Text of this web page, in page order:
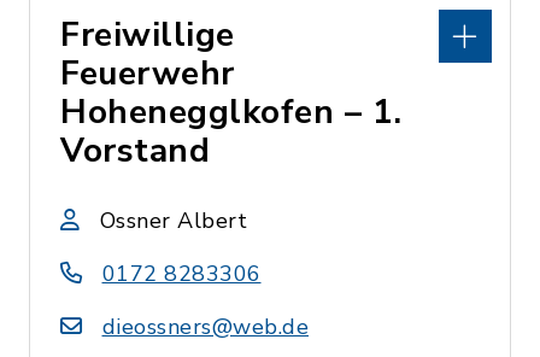
Freiwillige
Feuerwehr
Hohenegglkofen – 1.
Vorstand
Ossner Albert
0172 8283306
dieossners@web.de